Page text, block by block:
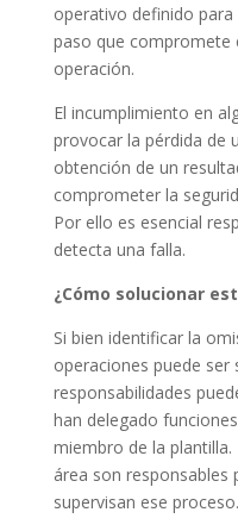
operativo definido
paso que compromete
operación.
El incumplimiento en
provocar la pérdida de
obtención de un
comprometer la
Por ello es esencial
detecta una falla.
¿Cómo solucionar
Si bien identificar la
operaciones puede ser
responsabilidades
han delegado
miembro de la
área son responsables
supervisan ese proceso.